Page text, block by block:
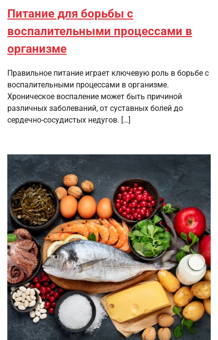
Питание для борьбы с
воспалительными процессами в
организме
Правильное питание играет ключевую роль в борьбе с
воспалительными процессами в организме.
Хроническое воспаление может быть причиной
различных заболеваний, от суставных болей до
сердечно-сосудистых недугов. […]